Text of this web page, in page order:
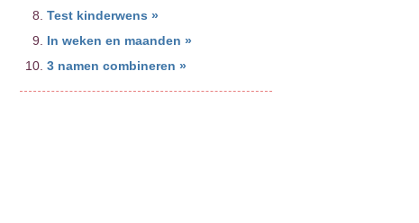
Test kinderwens »
In weken en maanden »
3 namen combineren »